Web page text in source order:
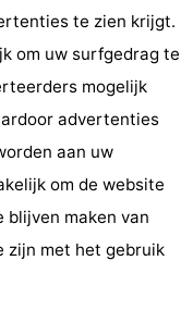
te zien krijgt.
om uw surfgedrag te
mogelijk
advertenties
aan uw
om de website
blijven maken van
zijn met het gebruik